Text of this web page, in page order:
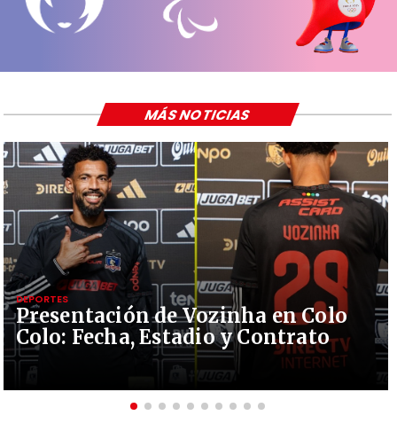
Presentación de Vozinha en Colo
Colo: Fecha, Estadio y Contrato
DEPORTES
MÁS NOTICIAS